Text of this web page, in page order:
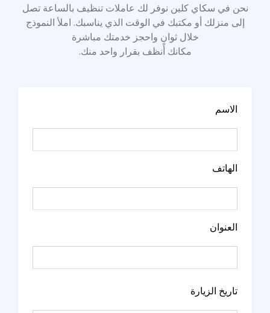
نحن في سكاي كلين نوفر لك عاملات تنظيف بالساعة تصل
إلى منزلك أو مكتبك في الوقت الذي يناسبك. املأ النموذج
خلال ثوانٍ واحجز خدمتك مباشرة
مكانك أنظف بقرار واحد منك.
الاسم
الهاتف
العنوان
تاريخ الزيارة